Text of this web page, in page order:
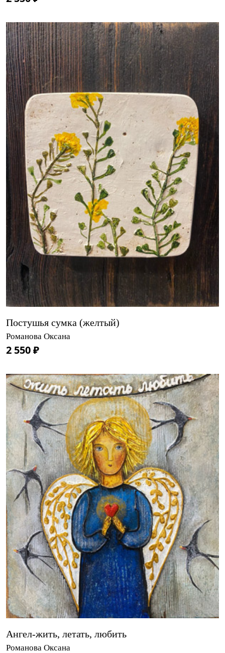
Постушья сумка (желтый)
Романова Оксана
2 550 ₽
Ангел-жить, летать, любить
Романова Оксана